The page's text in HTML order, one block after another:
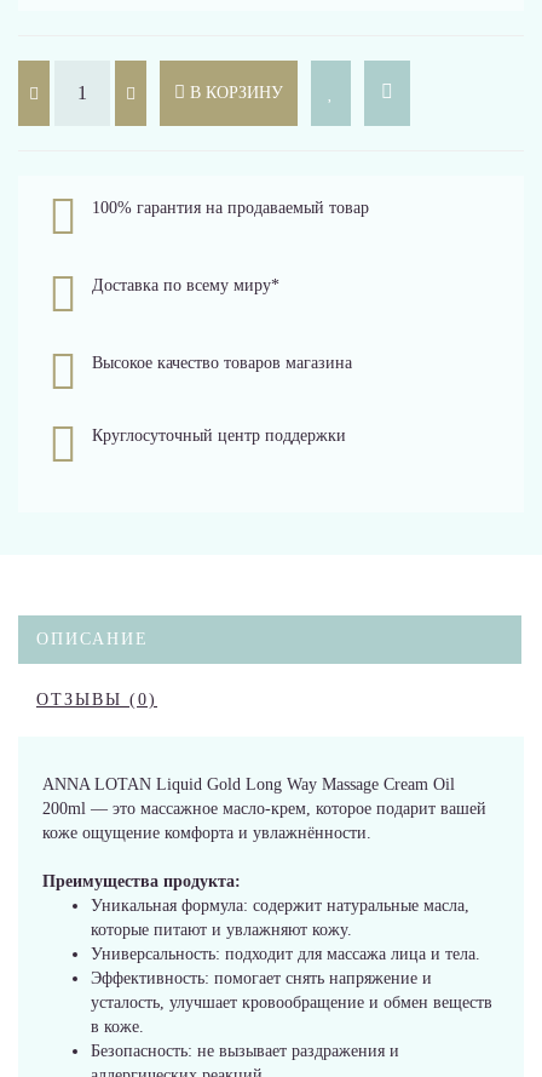
В КОРЗИНУ
100% гарантия на продаваемый товар
Доставка по всему миру*
Высокое качество товаров магазина
Круглосуточный центр поддержки
ОПИСАНИЕ
ОТЗЫВЫ (0)
ANNA LOTAN Liquid Gold Long Way Massage Cream Oil
200ml — это массажное масло-крем, которое подарит вашей
коже ощущение комфорта и увлажнённости.
Преимущества продукта:
Уникальная формула: содержит натуральные масла,
которые питают и увлажняют кожу.
Универсальность: подходит для массажа лица и тела.
Эффективность: помогает снять напряжение и
усталость, улучшает кровообращение и обмен веществ
в коже.
Безопасность: не вызывает раздражения и